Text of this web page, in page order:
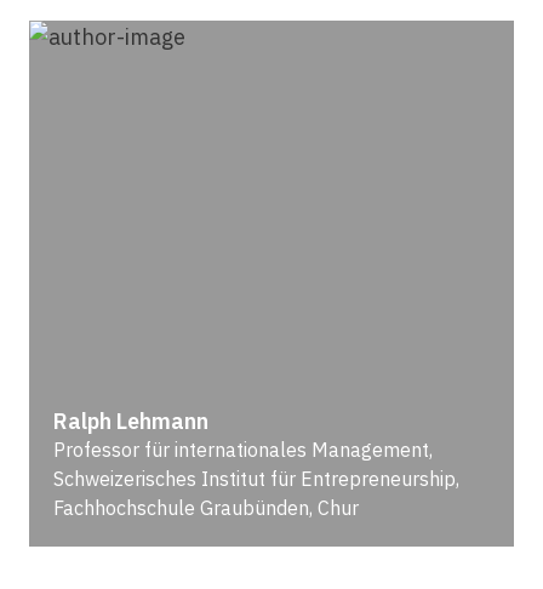
Ralph Lehmann
Professor für internationales Management,
Schweizerisches Institut für Entrepreneurship,
Fachhochschule Graubünden, Chur